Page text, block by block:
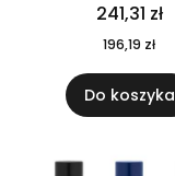
241,31 zł
196,19 zł
Do koszyka